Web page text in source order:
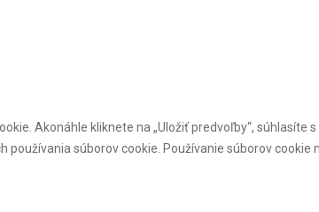
Akonáhle kliknete na „Uložiť predvoľby“, súhlasíte
súborov cookie. Používanie súborov